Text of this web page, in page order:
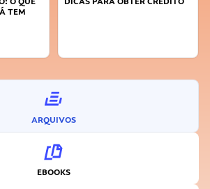
ARQUIVOS
EBOOKS